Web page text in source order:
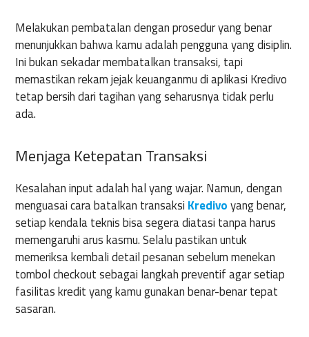
Melakukan pembatalan dengan prosedur yang benar
menunjukkan bahwa kamu adalah pengguna yang disiplin.
Ini bukan sekadar membatalkan transaksi, tapi
memastikan rekam jejak keuanganmu di aplikasi Kredivo
tetap bersih dari tagihan yang seharusnya tidak perlu
ada.
Menjaga Ketepatan Transaksi
Kesalahan input adalah hal yang wajar. Namun, dengan
menguasai cara batalkan transaksi Kredivoyang benar,
setiap kendala teknis bisa segera diatasi tanpa harus
memengaruhi arus kasmu. Selalu pastikan untuk
memeriksa kembali detail pesanan sebelum menekan
tombol checkout sebagai langkah preventif agar setiap
fasilitas kredit yang kamu gunakan benar-benar tepat
sasaran.